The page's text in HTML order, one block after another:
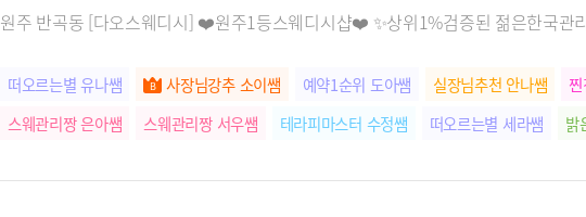
원주 반곡동 [다오스웨디시] ❤️원주1등스웨디시샵❤️ ✨상위1%검증된 젊은한국관
떠오르는별 유나쌤 사장님강추 소이쌤 예약1순위 도아쌤 실장님추천 안나쌤
스웨관리짱 은아쌤
스웨관리짱 서우쌤 테라피마스터 수정쌤 떠오르는별 세라쌤 밝